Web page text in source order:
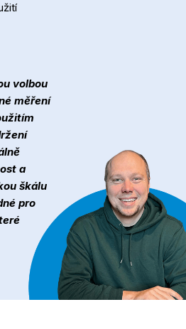
volbou
měření
a
škálu
pro